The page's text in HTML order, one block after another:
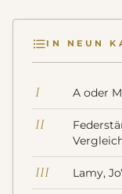
IN NEUN
I A oder
II
III Lamy,